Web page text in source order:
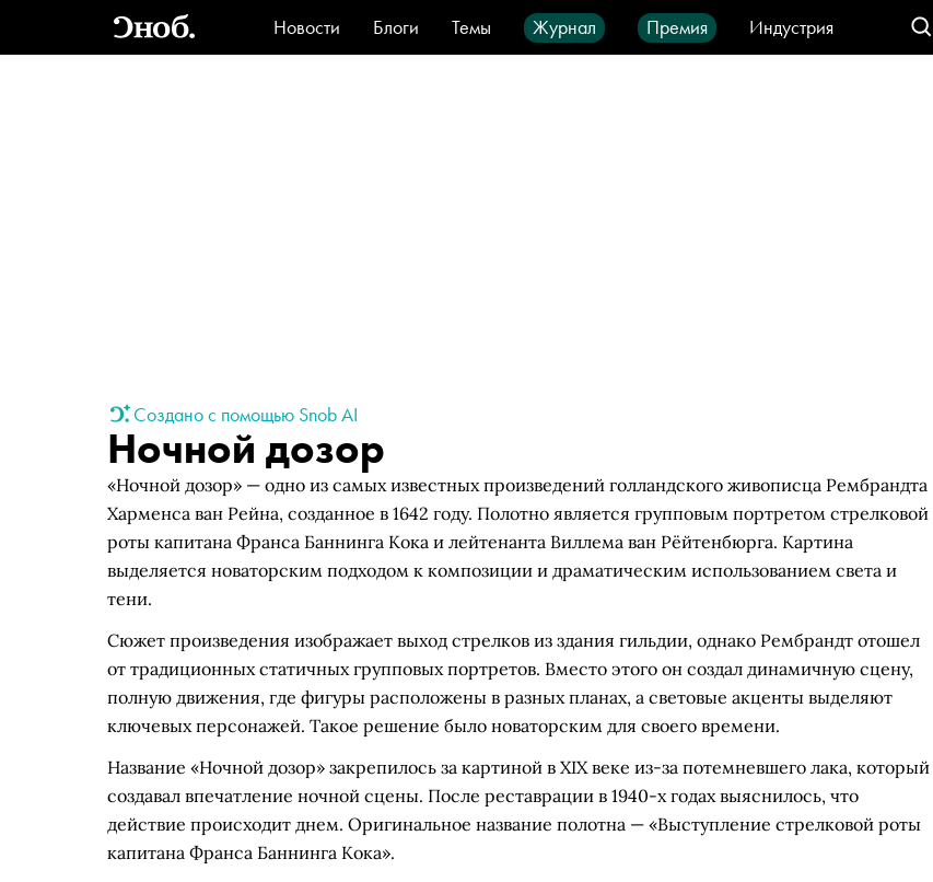
Новости Блоги Темы Журнал Премия
Индустрия
Стиль
Видео Город IT-продукты
Создано с помощью Snob AI
Ночной дозор
«Ночной дозор» — одно из самых известных произведений голландского живописца Рембрандта
Харменса ван Рейна, созданное в 1642 году. Полотно является групповым портретом стрелковой
роты капитана Франса Баннинга Кока и лейтенанта Виллема ван Рёйтенбюрга. Картина
выделяется новаторским подходом к композиции и драматическим использованием света и
тени.
Сюжет произведения изображает выход стрелков из здания гильдии, однако Рембрандт отошел
от традиционных статичных групповых портретов. Вместо этого он создал динамичную сцену,
полную движения, где фигуры расположены в разных планах, а световые акценты выделяют
ключевых персонажей. Такое решение было новаторским для своего времени.
Название «Ночной дозор» закрепилось за картиной в XIX веке из-за потемневшего лака, который
создавал впечатление ночной сцены. После реставрации в 1940-х годах выяснилось, что
действие происходит днем. Оригинальное название полотна — «Выступление стрелковой роты
капитана Франса Баннинга Кока».